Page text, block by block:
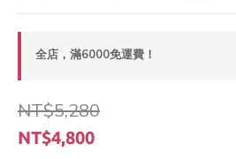
全店，滿6000免運費！
NT$5,280
NT$4,800